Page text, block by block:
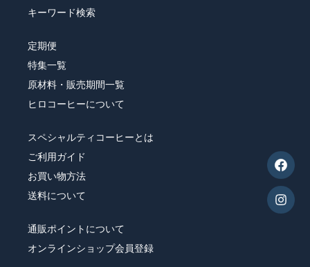
味わいで選ぶ
焙煎度で選ぶ
産地で選ぶ
こだわりで選ぶ
シーン/気分で選ぶ
キーワード検索
定期便
特集一覧
原材料・販売期間一覧
ヒロコーヒーについて
スペシャルティコーヒーとは
ご利用ガイド
お買い物方法
送料について
通販ポイントについて
オンラインショップ会員登録